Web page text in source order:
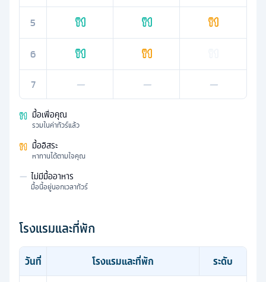
5
6
7
— — —
มื้อเพื่อคุณ
รวมในค่าทัวร์แล้ว
มื้ออิสระ
หาทานได้ตามใจคุณ
— ไม่มีมื้ออาหาร
มื้อนี้อยู่นอกเวลาทัวร์
โรงแรมและที่พัก
วันที่ โรงแรมและที่พัก
ระดับ